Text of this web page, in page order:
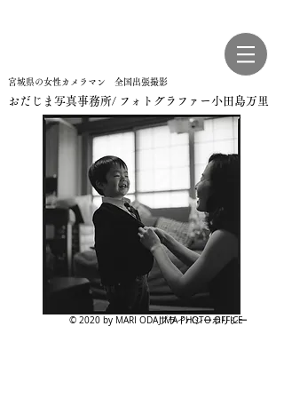
宮城県の女性カメラマン 全国出張撮影
おだじま写真事務所/ フォトグラファー小田島万里
プライバシーポリシー
© 2020 by MARI ODAJIMA PHOTO OFFICE